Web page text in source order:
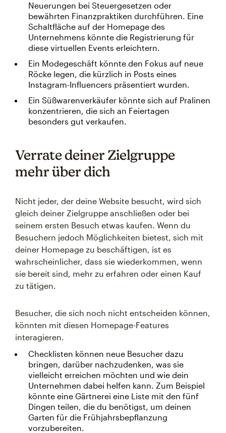
Neuerungen bei Steuergesetzen oder
bewährten Finanzpraktiken durchführen. Eine
Schaltfläche auf der Homepage des
Unternehmens könnte die Registrierung für
diese virtuellen Events erleichtern.
Ein Modegeschäft könnte den Fokus auf neue
Röcke legen, die kürzlich in Posts eines
Instagram-Influencers präsentiert wurden.
Ein Süßwarenverkäufer könnte sich auf Pralinen
konzentrieren, die sich an Feiertagen
besonders gut verkaufen.
Verrate deiner Zielgruppe
mehr über dich
Nicht jeder, der deine Website besucht, wird sich
gleich deiner Zielgruppe anschließen oder bei
seinem ersten Besuch etwas kaufen. Wenn du
Besuchern jedoch Möglichkeiten bietest, sich mit
deiner Homepage zu beschäftigen, ist es
wahrscheinlicher, dass sie wiederkommen, wenn
sie bereit sind, mehr zu erfahren oder einen Kauf
zu tätigen.
Besucher, die sich noch nicht entscheiden können,
könnten mit diesen Homepage-Features
interagieren.
Checklisten können neue Besucher dazu
bringen, darüber nachzudenken, was sie
vielleicht erreichen möchten und wie dein
Unternehmen dabei helfen kann. Zum Beispiel
könnte eine Gärtnerei eine Liste mit den fünf
Dingen teilen, die du benötigst, um deinen
Garten für die Frühjahrsbepflanzung
vorzubereiten.